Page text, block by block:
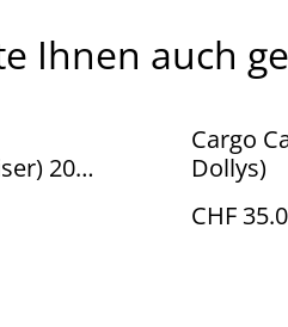
Ihnen auch
20
Cargo
Dollys)
CHF